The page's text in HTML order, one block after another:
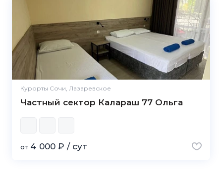
Курорты Сочи, Лазаревское
Частный сектор Калараш 77 Ольга
от 4 000 ₽ / сут